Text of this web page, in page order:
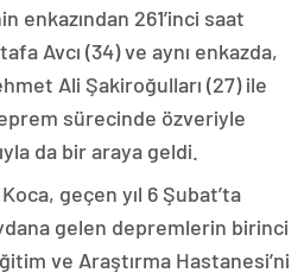
enkazından 261’inci saat
Avcı (34) ve aynı enkazda,
Ali Şakiroğulları (27) ile
sürecinde özveriyle
da bir araya geldi.
geçen yıl 6 Şubat’ta
gelen depremlerin birinci
ve Araştırma Hastanesi’ni